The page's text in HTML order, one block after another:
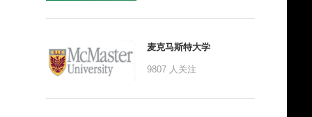
麦克马斯特大学
9807 人关注